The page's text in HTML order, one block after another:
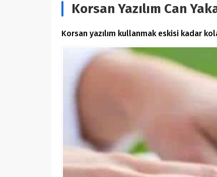
Korsan Yazılım Can
Korsan yazılım kullanmak eskisi kadar